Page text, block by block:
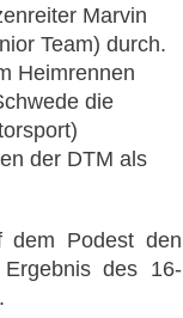
Marvin
Team) durch.
Heimrennen
die
der DTM als
dem Podest den
des 16-